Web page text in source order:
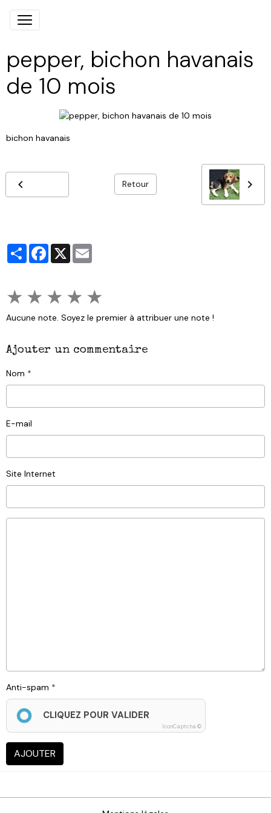
pepper, bichon havanais
de 10 mois
bichon havanais
Retour
PartagerFacebook
X
★ ★ ★ ★ ★
Aucune note. Soyez le premier à attribuer une note !
Ajouter un commentaire
Nom
E-mail
Site Internet
Anti-spam
CLIQUEZ POUR VALIDER
IconCaptcha ©
AJOUTER